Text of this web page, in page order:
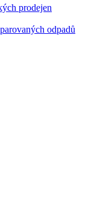
prodejen
odpadů